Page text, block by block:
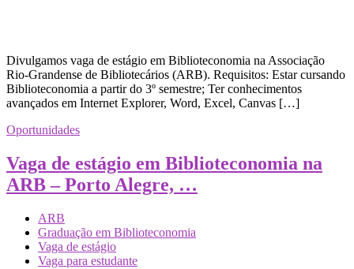
Divulgamos vaga de estágio em Biblioteconomia na Associação
Rio-Grandense de Bibliotecários (ARB). Requisitos: Estar cursando
Biblioteconomia a partir do 3º semestre; Ter conhecimentos
avançados em Internet Explorer, Word, Excel, Canvas […]
Oportunidades
Vaga de estágio em Biblioteconomia na
ARB – Porto Alegre, …
ARB
Graduação em Biblioteconomia
Vaga de estágio
Vaga para estudante